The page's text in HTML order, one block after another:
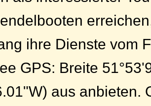
ihre Dienste vom
GPS: Breite
aus anbieten.